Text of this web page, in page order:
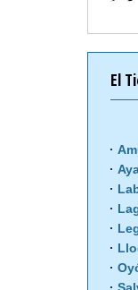
El